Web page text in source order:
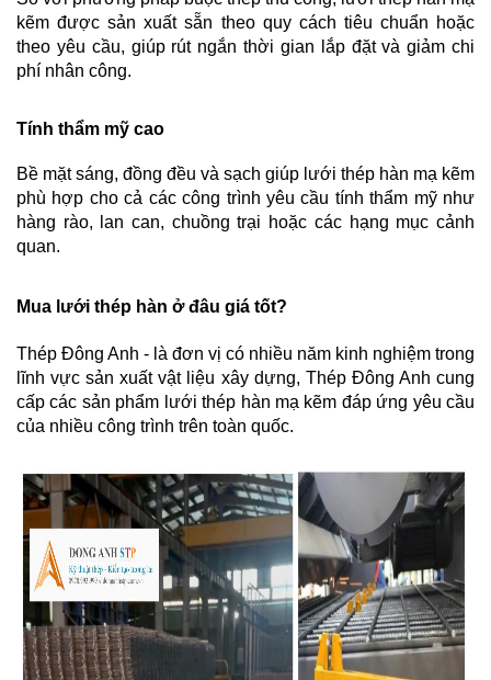
kẽm được sản xuất sẵn theo quy cách tiêu chuẩn hoặc
theo yêu cầu, giúp rút ngắn thời gian lắp đặt và giảm chi
phí nhân công.
Tính thẩm mỹ cao
Bề mặt sáng, đồng đều và sạch giúp lưới thép hàn mạ kẽm
phù hợp cho cả các công trình yêu cầu tính thẩm mỹ như
hàng rào, lan can, chuồng trại hoặc các hạng mục cảnh
quan.
Mua lưới thép hàn ở đâu giá tốt?
Thép Đông Anh - là đơn vị có nhiều năm kinh nghiệm trong
lĩnh vực sản xuất vật liệu xây dựng, Thép Đông Anh cung
cấp các sản phẩm lưới thép hàn mạ kẽm đáp ứng yêu cầu
của nhiều công trình trên toàn quốc.